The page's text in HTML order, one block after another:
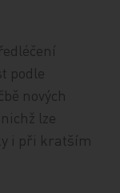
podle
nových
lze
i při kratším